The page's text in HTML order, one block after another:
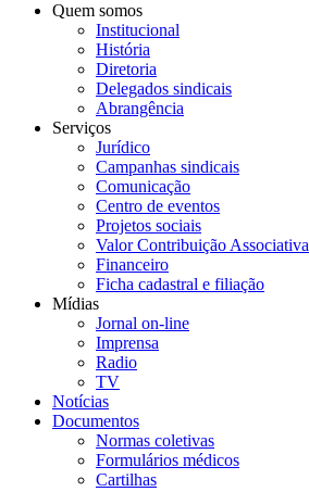
Quem somos
Institucional
História
Diretoria
Delegados sindicais
Abrangência
Serviços
Jurídico
Campanhas sindicais
Comunicação
Centro de eventos
Projetos sociais
Valor Contribuição Associativa
Financeiro
Ficha cadastral e filiação
Mídias
Jornal on-line
Imprensa
Radio
TV
Notícias
Documentos
Normas coletivas
Formulários médicos
Cartilhas